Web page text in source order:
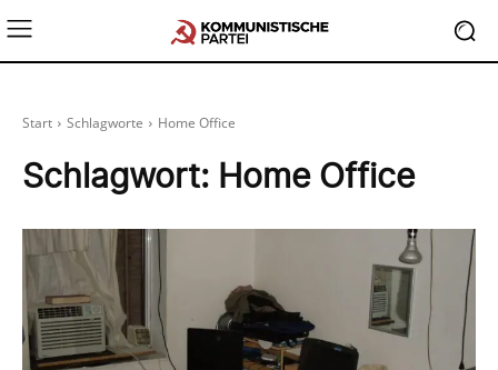
Start Schlagworte Home Office
Schlagwort: Home Office